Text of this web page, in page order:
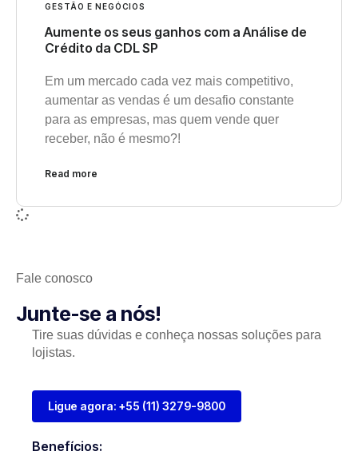
GESTÃO E NEGÓCIOS
Aumente os seus ganhos com a Análise de
Crédito da CDL SP
Em um mercado cada vez mais competitivo,
aumentar as vendas é um desafio constante
para as empresas, mas quem vende quer
receber, não é mesmo?!
Read more
Fale conosco
Junte-se a nós!
Tire suas dúvidas e conheça nossas soluções para
lojistas.
Ligue agora: +55 (11) 3279-9800
Benefícios: